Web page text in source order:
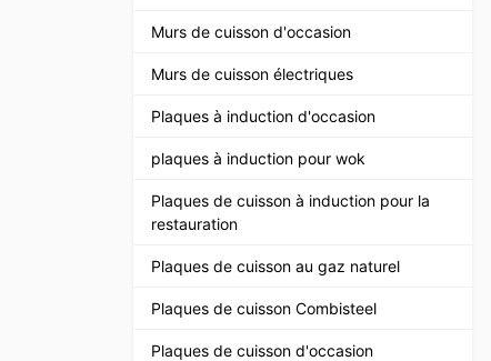
Murs de cuisson d'occasion
Murs de cuisson électriques
Plaques à induction d'occasion
plaques à induction pour wok
Plaques de cuisson à induction pour la
restauration
Plaques de cuisson au gaz naturel
Plaques de cuisson Combisteel
Plaques de cuisson d'occasion